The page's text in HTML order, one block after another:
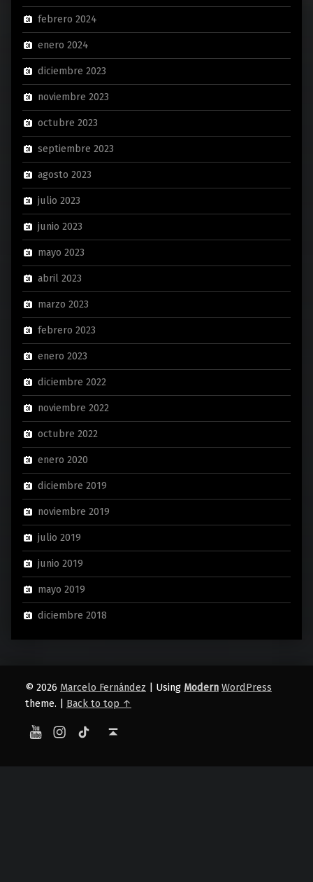
febrero 2024
enero 2024
diciembre 2023
noviembre 2023
octubre 2023
septiembre 2023
agosto 2023
julio 2023
junio 2023
mayo 2023
abril 2023
marzo 2023
febrero 2023
enero 2023
diciembre 2022
noviembre 2022
octubre 2022
enero 2020
diciembre 2019
noviembre 2019
julio 2019
junio 2019
mayo 2019
diciembre 2018
© 2026 Marcelo Fernández | Using Modern WordPress
theme. | Back to top ↑